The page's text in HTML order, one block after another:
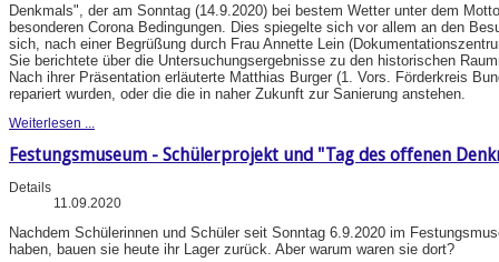
Denkmals", der am Sonntag (14.9.2020) bei bestem Wetter unter dem
besonderen Corona Bedingungen. Dies spiegelte sich vor allem an den
sich, nach einer Begrüßung durch Frau Annette Lein
Sie berichtete über die Untersuchungsergebnisse zu den historischen
Nach ihrer Präsentation erläuterte Matthias Burger (1. Vors. Förderkreis
repariert wurden, oder die die in naher Zukunft zur Sanierung anstehen.
Weiterlesen ...
Festungsmuseum - Schülerprojekt und "Tag des offenen
Details
11.09.2020
Nachdem Schülerinnen und Schüler seit Sonntag 6.9.2020 im
haben, bauen sie heute ihr Lager zurück. Aber warum waren sie dort?